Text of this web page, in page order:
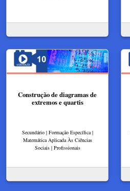
Construção de diagramas de
extremos e quartis
Secundário | Formação Específica |
Matemática Aplicada Às Ciências
Sociais | Profissionais